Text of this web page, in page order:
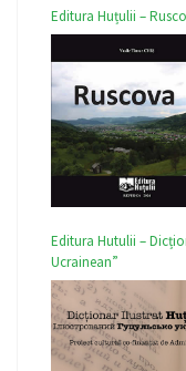
Editura Huțulii –
Editura Hutulii –
Ucrainean”